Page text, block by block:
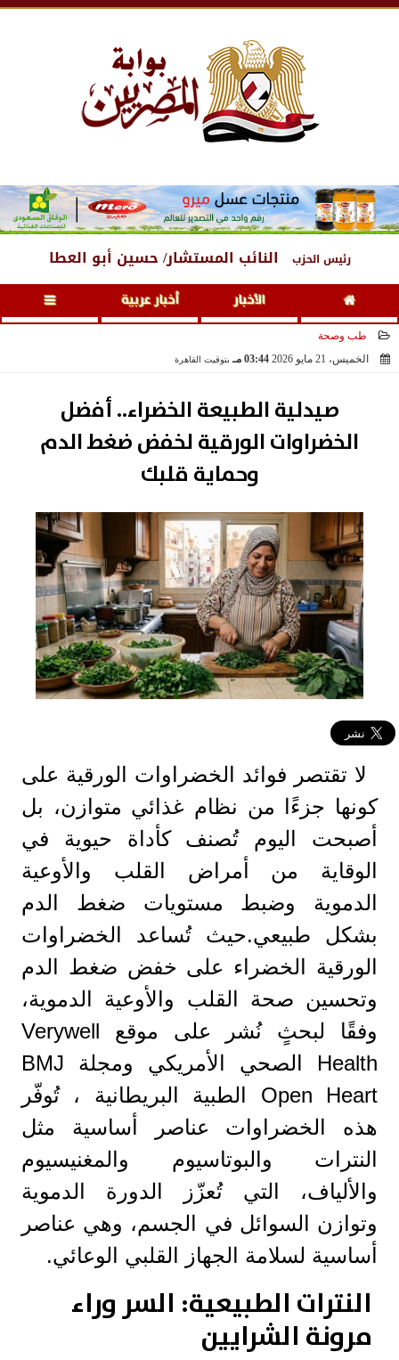
رئيس الحزب النائب المستشار/ حسين أبو العطا
الأخبار أخبار عربية
طب وصحة
الخميس، 21 مايو 2026
03:44 مـ بتوقيت القاهرة
صيدلية الطبيعة الخضراء.. أفضل
الخضراوات الورقية لخفض ضغط الدم
وحماية قلبك
لا تقتصر فوائد الخضراوات الورقية على
كونها جزءًا من نظام غذائي متوازن، بل
أصبحت اليوم تُصنف كأداة حيوية في
الوقاية من أمراض القلب والأوعية
الدموية وضبط مستويات ضغط الدم
بشكل طبيعي.حيث تُساعد الخضراوات
الورقية الخضراء على خفض ضغط الدم
وتحسين صحة القلب والأوعية الدموية،
وفقًا لبحثٍ نُشر على موقع Verywell
Health الصحي الأمريكي ومجلة BMJ
Open Heart الطبية البريطانية ، تُوفّر
هذه الخضراوات عناصر أساسية مثل
النترات والبوتاسيوم والمغنيسيوم
والألياف، التي تُعزّز الدورة الدموية
وتوازن السوائل في الجسم، وهي عناصر
أساسية لسلامة الجهاز القلبي الوعائي.
النترات الطبيعية: السر وراء
مرونة الشرايين